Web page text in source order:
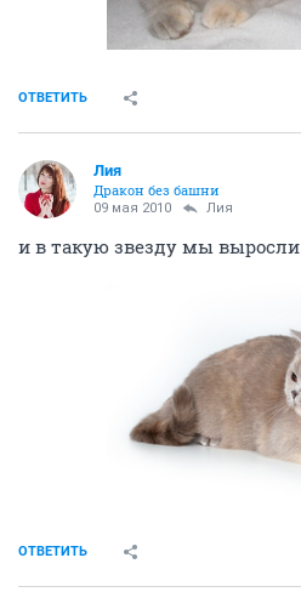
ОТВЕТИТЬ
Лия
Дракон без башни
09 мая 2010 Лия
и в такую звезду мы выросли
ОТВЕТИТЬ